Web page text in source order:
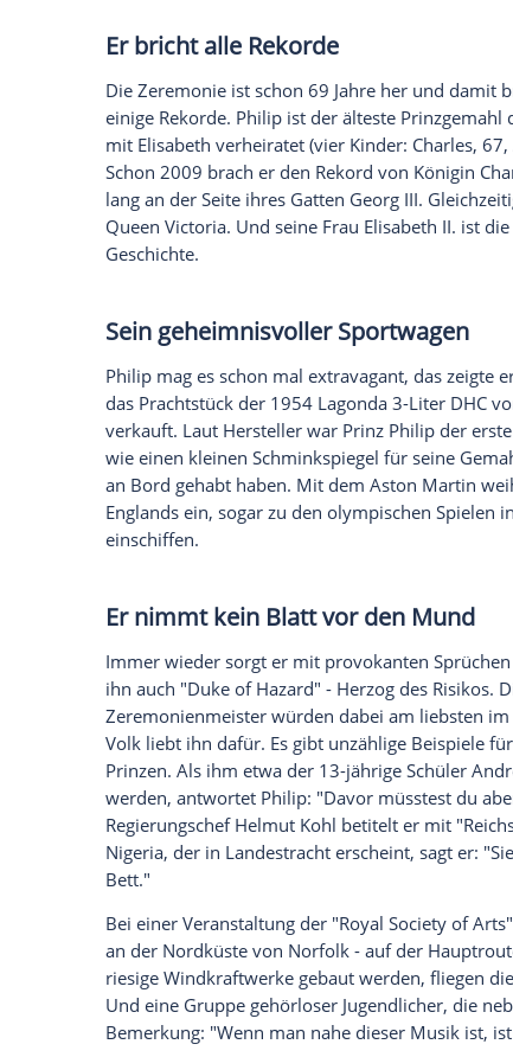
Er hat Platz 679 derThronfolge inne,
Ehre verdankt er nicht etwa seiner
Ururenkel von Königin Victoria (1819-
Nachkommen von KöniginElisabeth II.
Danach reihen sich die Nachkommen
Nachfahren von Victoria
Seine Ehefrau ist mit ihm
1934 lernte der Prinz seine Cousine
Ururenkelin von Königin Victoria, er
Die junge Prinzessin besuchte mit
College in Dartmouth, an dem der fünf
13 Jahre alt. Die beiden begannen
FürElisabeth
und konvertierte von der griechisch-
läuteten schließlich die
Er bricht alle Rekorde
Die Zeremonie ist schon 69 Jahre her
einige Rekorde. Philip ist der älteste
mitElisabethverheiratet (vier Kinder:
Schon 2009 brach er den Rekord von
lang an der Seite ihres Gatten
Queen Victoria. Und seine Frau
Geschichte.